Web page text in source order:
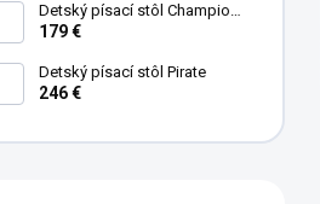
Detský písací stôl Champion
Racer
179 €
Detský písací stôl Pirate
246 €